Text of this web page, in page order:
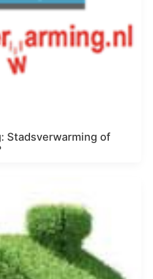
Stadsverwarming of